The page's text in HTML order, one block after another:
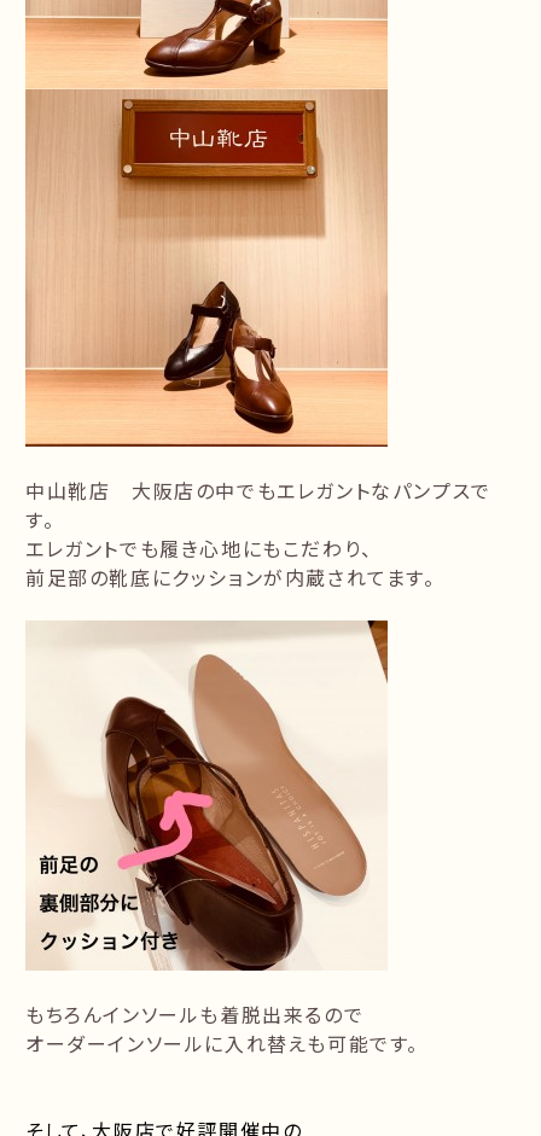
中山靴店 大阪店の中でもエレガントなパンプスで
す。
エレガントでも履き心地にもこだわり、
前足部の靴底にクッションが内蔵されてます。
もちろんインソールも着脱出来るので
オーダーインソールに入れ替えも可能です。